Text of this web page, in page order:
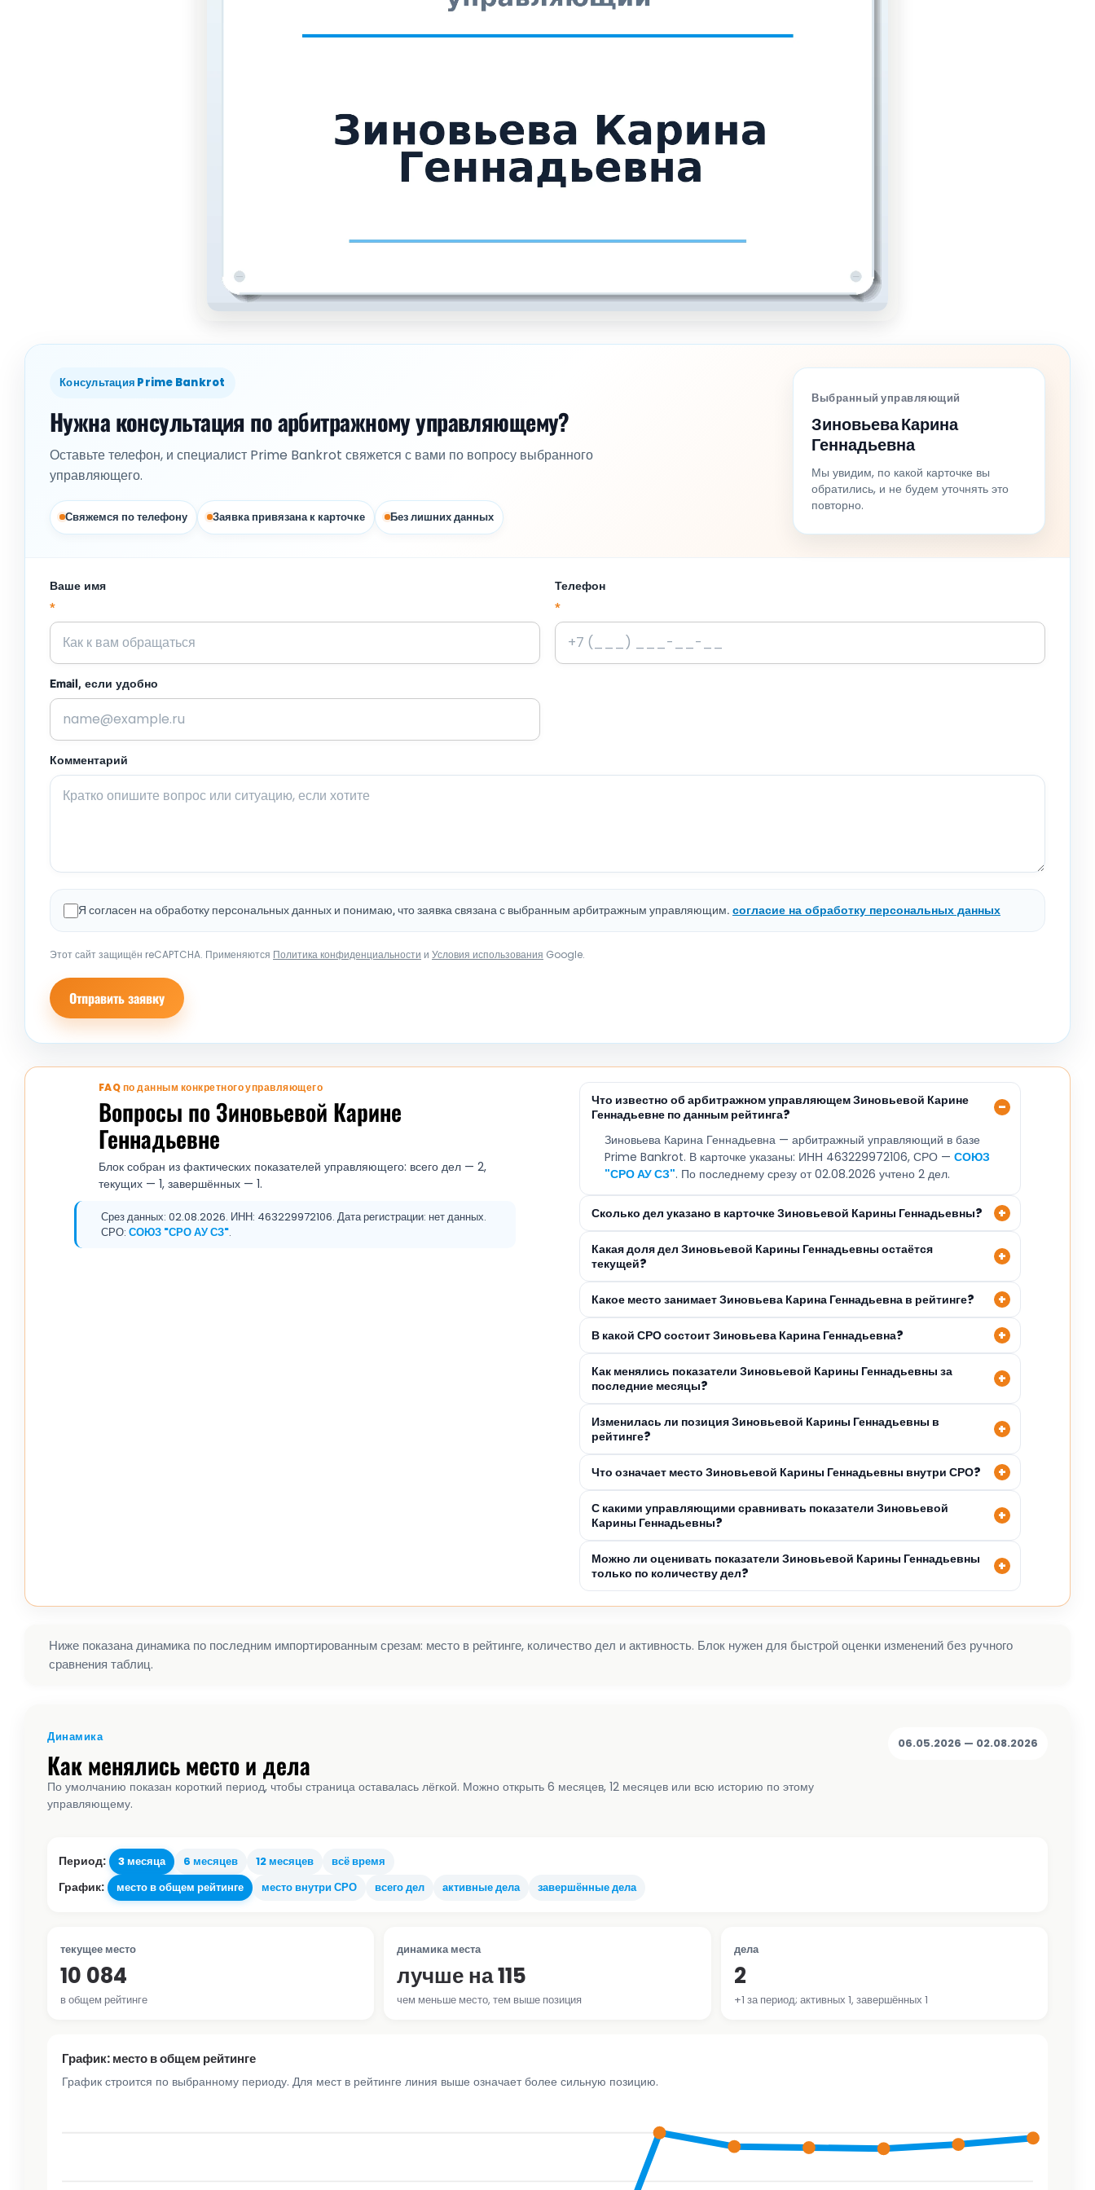
Консультация Prime Bankrot
Нужна консультация по арбитражному управляющему?
Оставьте телефон, и специалист Prime Bankrot свяжется с вами по вопросу выбранного
управляющего.
Свяжемся по телефону Заявка привязана к карточке Без лишних данных
Выбранный управляющий
Зиновьева Карина
Геннадьевна
Мы увидим, по какой карточке вы
обратились, и не будем уточнять это
повторно.
Ваше имя
*
Телефон
*
Email, если удобно
Комментарий
Я согласен на обработку персональных данных и понимаю, что заявка связана с выбранным арбитражным управляющим.согласие на обработку персональных данных
Этот сайт защищён reCAPTCHA. Применяются Политика конфиденциальности и Условия использования Google.
Отправить заявку
FAQ по данным конкретного управляющего
Вопросы по Зиновьевой Карине
Геннадьевне
Блок собран из фактических показателей управляющего: всего дел — 2,
текущих — 1, завершённых — 1.
Срез данных: 02.08.2026. ИНН: 463229972106. Дата регистрации: нет данных.
СРО: СОЮЗ "СРО АУ СЗ".
Что известно об арбитражном управляющем Зиновьевой Карине
Геннадьевне по данным рейтинга?
Зиновьева Карина Геннадьевна — арбитражный управляющий в базе
Prime Bankrot. В карточке указаны: ИНН 463229972106, СРО — СОЮЗ
"СРО АУ СЗ". По последнему срезу от 02.08.2026 учтено 2 дел.
Сколько дел указано в карточке Зиновьевой Карины Геннадьевны?
Какая доля дел Зиновьевой Карины Геннадьевны остаётся
текущей?
Какое место занимает Зиновьева Карина Геннадьевна в рейтинге?
В какой СРО состоит Зиновьева Карина Геннадьевна?
Как менялись показатели Зиновьевой Карины Геннадьевны за
последние месяцы?
Изменилась ли позиция Зиновьевой Карины Геннадьевны в
рейтинге?
Что означает место Зиновьевой Карины Геннадьевны внутри СРО?
С какими управляющими сравнивать показатели Зиновьевой
Карины Геннадьевны?
Можно ли оценивать показатели Зиновьевой Карины Геннадьевны
только по количеству дел?
Ниже показана динамика по последним импортированным срезам: место в рейтинге, количество дел и активность. Блок нужен для быстрой оценки изменений без ручного
сравнения таблиц.
Динамика
Как менялись место и дела
По умолчанию показан короткий период, чтобы страница оставалась лёгкой. Можно открыть 6 месяцев, 12 месяцев или всю историю по этому
управляющему.
06.05.2026 — 02.08.2026
Период: 3 месяца 6 месяцев 12 месяцев всё время
График: место в общем рейтинге место внутри СРО всего дел активные дела завершённые дела
текущее место
10 084
в общем рейтинге
динамика места
лучше на 115
чем меньше место, тем выше позиция
дела
2
+1 за период; активных 1, завершённых 1
График: место в общем рейтинге
График строится по выбранному периоду. Для мест в рейтинге линия выше означает более сильную позицию.